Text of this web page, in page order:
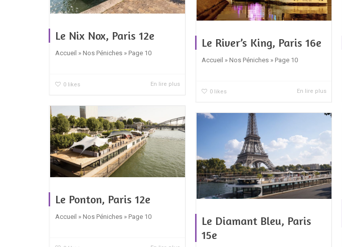
Le Nix Nox, Paris 12e
Accueil » Nos Péniches » Page 10
0 likes En lire plus
Le River’s King, Paris 16e
Accueil » Nos Péniches » Page 10
0 likes En lire plus
Le Ponton, Paris 12e
Accueil » Nos Péniches » Page 10
Le Diamant Bleu, Paris
15e